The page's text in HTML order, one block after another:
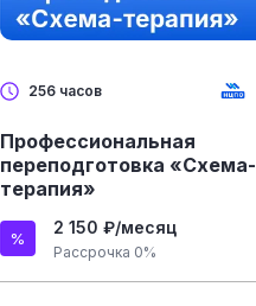
256 часов
Профессиональная
переподготовка «Схема-
терапия»
2 150 ₽/месяц
Рассрочка 0%